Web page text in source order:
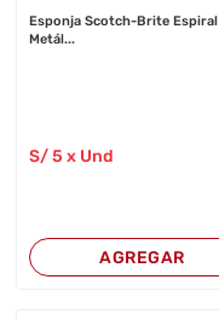
Esponja Scotch-Brite Espiral
Metál...
S/5 x Und
AGREGAR